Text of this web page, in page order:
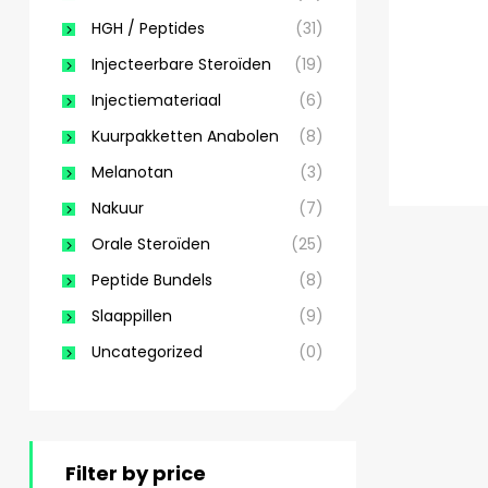
HGH / Peptides
(31)
Injecteerbare Steroïden
(19)
Injectiemateriaal
(6)
Kuurpakketten Anabolen
(8)
Melanotan
(3)
Nakuur
(7)
Orale Steroïden
(25)
Peptide Bundels
(8)
Slaappillen
(9)
Uncategorized
(0)
Filter by price